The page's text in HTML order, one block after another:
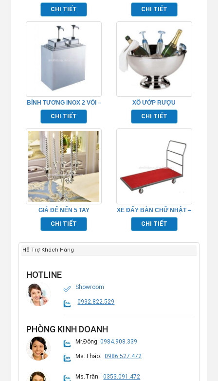
ĂN TP680102
CHI TIẾT
TP526003
CHI TIẾT
BÌNH TƯƠNG INOX 2 VÒI –
TP697084
CHI TIẾT
XÔ ƯỚP RƯỢU
CHAMPAGNE – TP697076
CHI TIẾT
GIÁ ĐỂ NẾN 5 TAY
TP681063
CHI TIẾT
XE ĐẨY BÀN CHỮ NHẬT –
TP526002
CHI TIẾT
Hỗ Trợ Khách Hàng
HOTLINE
Showroom
0932.822.529
PHÒNG KINH DOANH
Mr.Đông:0984.908.339
Ms.Thảo: 0986.527.472
Ms.Trân: 0353.091.472